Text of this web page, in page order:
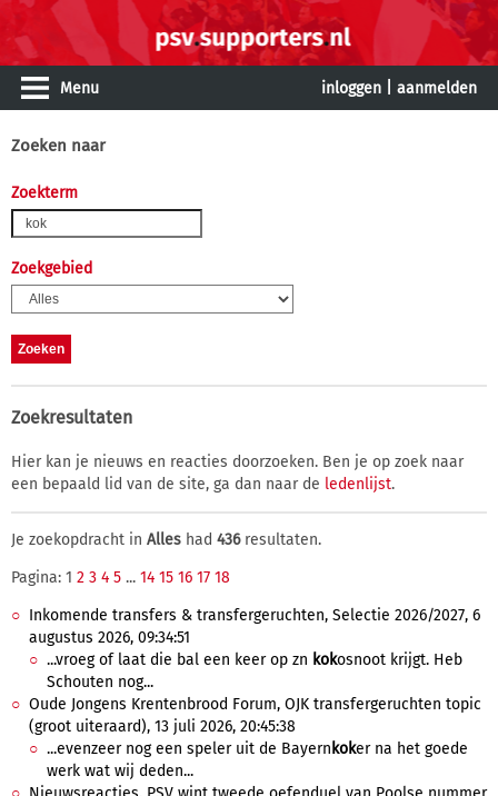
Menu inloggen aanmelden
Zoeken naar
Zoekterm
Zoekgebied
Zoekresultaten
Hier kan je nieuws en reacties doorzoeken. Ben je op zoek naar
een bepaald lid van de site, ga dan naar de ledenlijst.
Je zoekopdracht in Alles had 436resultaten.
Pagina: 1 2 3 4 5 ... 14 15 16 17 18
Inkomende transfers & transfergeruchten, Selectie 2026/2027, 6
augustus 2026, 09:34:51
...vroeg of laat die bal een keer op zn kokosnoot krijgt. Heb
Schouten nog...
Oude Jongens Krentenbrood Forum, OJK transfergeruchten topic
(groot uiteraard), 13 juli 2026, 20:45:38
...evenzeer nog een speler uit de Bayern koker na het goede
werk wat wij deden...